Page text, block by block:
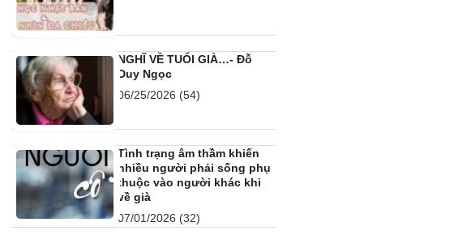
NGHĨ VỀ TUỔI GIÀ…- Đỗ
Duy Ngọc
06/25/2026 (54)
Tình trạng âm thầm khiến
nhiều người phải sống phụ
thuộc vào người khác khi
về già
07/01/2026 (32)